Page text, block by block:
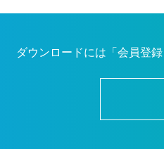
ダウンロードには「会員登